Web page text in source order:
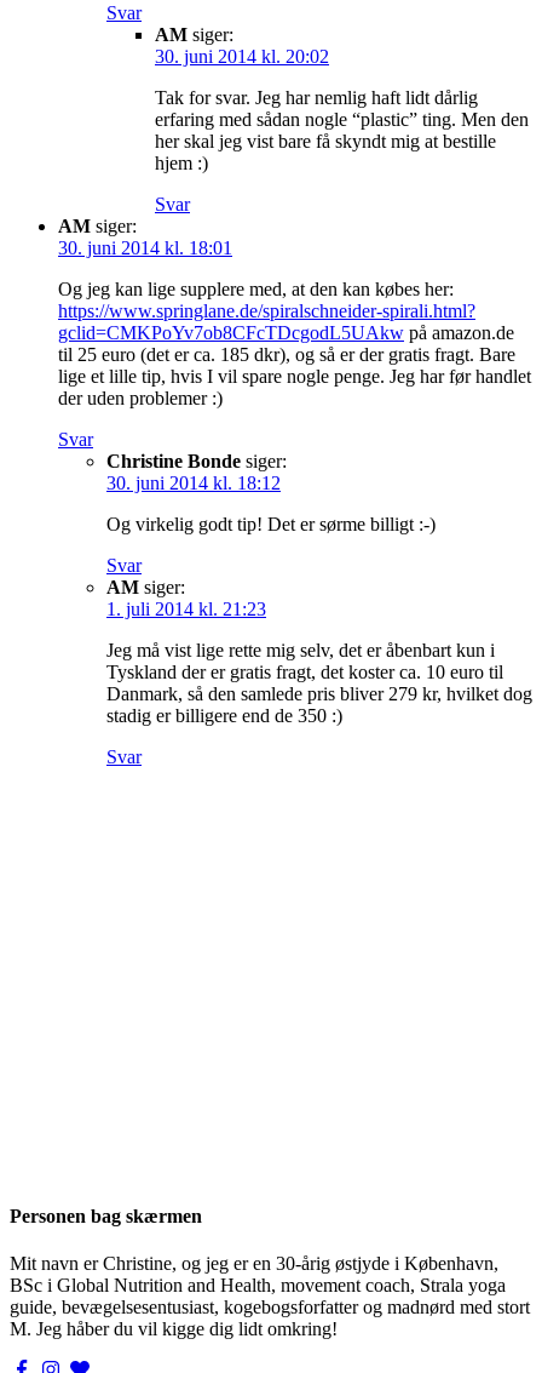
Svar
AM siger:
30. juni 2014 kl. 20:02
Tak for svar. Jeg har nemlig haft lidt dårlig
erfaring med sådan nogle “plastic” ting. Men den
her skal jeg vist bare få skyndt mig at bestille
hjem :)
Svar
AM siger:
30. juni 2014 kl. 18:01
Og jeg kan lige supplere med, at den kan købes her:
https://www.springlane.de/spiralschneider-spirali.html?
gclid=CMKPoYv7ob8CFcTDcgodL5UAkw på amazon.de
til 25 euro (det er ca. 185 dkr), og så er der gratis fragt. Bare
lige et lille tip, hvis I vil spare nogle penge. Jeg har før handlet
der uden problemer :)
Svar
Christine Bonde siger:
30. juni 2014 kl. 18:12
Og virkelig godt tip! Det er sørme billigt :-)
Svar
AM siger:
1. juli 2014 kl. 21:23
Jeg må vist lige rette mig selv, det er åbenbart kun i
Tyskland der er gratis fragt, det koster ca. 10 euro til
Danmark, så den samlede pris bliver 279 kr, hvilket dog
stadig er billigere end de 350 :)
Svar
Personen bag skærmen
Mit navn er Christine, og jeg er en 30-årig østjyde i København,
BSc i Global Nutrition and Health, movement coach, Strala yoga
guide, bevægelsesentusiast, kogebogsforfatter og madnørd med stort
M. Jeg håber du vil kigge dig lidt omkring!